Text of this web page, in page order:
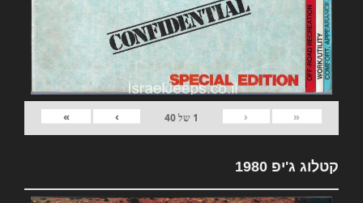
«
‹
1 של40
›
»
קטלוג ג'יפ 1980